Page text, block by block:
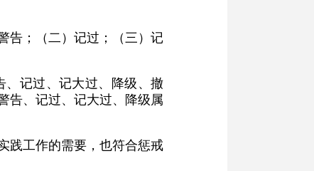
告；（二）记过；（三）记
记过、记大过、降级、撤
告、记过、记大过、降级属
践工作的需要，也符合惩戒